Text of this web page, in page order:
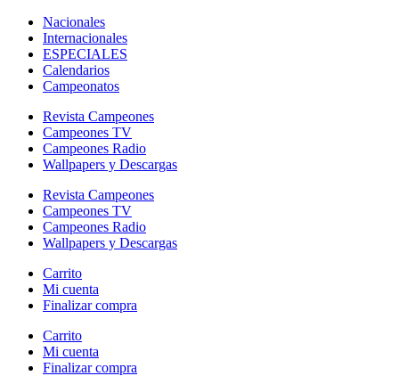
Nacionales
Internacionales
ESPECIALES
Calendarios
Campeonatos
Revista Campeones
Campeones TV
Campeones Radio
Wallpapers y Descargas
Revista Campeones
Campeones TV
Campeones Radio
Wallpapers y Descargas
Carrito
Mi cuenta
Finalizar compra
Carrito
Mi cuenta
Finalizar compra